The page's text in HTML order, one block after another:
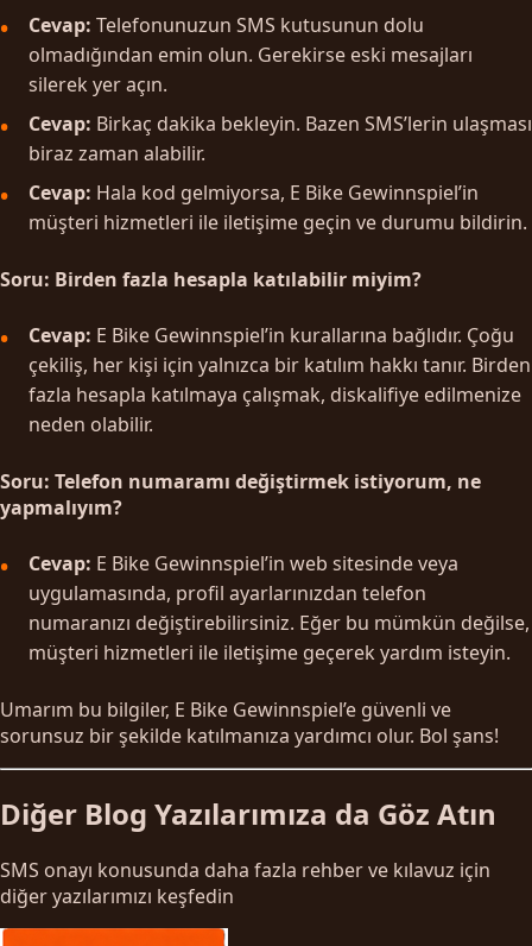
Cevap: Telefonunuzun SMS kutusunun dolu
olmadığından emin olun. Gerekirse eski mesajları
silerek yer açın.
Cevap: Birkaç dakika bekleyin. Bazen SMS’lerin ulaşması
biraz zaman alabilir.
Cevap: Hala kod gelmiyorsa, E Bike Gewinnspiel’in
müşteri hizmetleri ile iletişime geçin ve durumu bildirin.
Soru: Birden fazla hesapla katılabilir miyim?
Cevap: E Bike Gewinnspiel’in kurallarına bağlıdır. Çoğu
çekiliş, her kişi için yalnızca bir katılım hakkı tanır. Birden
fazla hesapla katılmaya çalışmak, diskalifiye edilmenize
neden olabilir.
Soru: Telefon numaramı değiştirmek istiyorum, ne
yapmalıyım?
Cevap: E Bike Gewinnspiel’in web sitesinde veya
uygulamasında, profil ayarlarınızdan telefon
numaranızı değiştirebilirsiniz. Eğer bu mümkün değilse,
müşteri hizmetleri ile iletişime geçerek yardım isteyin.
Umarım bu bilgiler, E Bike Gewinnspiel’e güvenli ve
sorunsuz bir şekilde katılmanıza yardımcı olur. Bol şans!
Diğer Blog Yazılarımıza da Göz Atın
SMS onayı konusunda daha fazla rehber ve kılavuz için
diğer yazılarımızı keşfedin